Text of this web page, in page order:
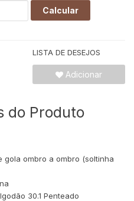
Calcular
LISTA DE DESEJOS
Adicionar
do Produto
gola ombro a ombro (soltinha
30.1 Penteado